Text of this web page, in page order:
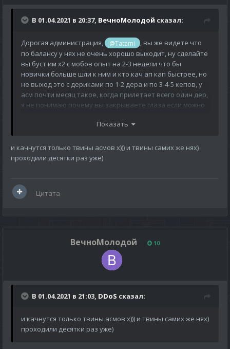
В 01.04.2021 в 20:37, ВечноМолодой сказал:
Дорогая администрация, @Tatami
, вы же видете что
по балансу у нях не очень хорошо выходит, ну сделайте
вы буст им х2 с мобов опыт на 2-3 недели что бы
новички больше шли к ним и кто кач ап кап быстрее, но
не выход это с дериками по 1-2 дера и по 3-4-5 кепов, у
асм почти месяц такое, когда прилетает всего один дер,
я не понимаю почему вы закрываете глаза если можно
объявите будет обновление, или нет, ну сделайте вы на
попытаться исправить баланс, ( есть еще вариант
закрыть пока регу на асмах но это отпугнет людей
смотрите)
Показать
и качнутся только твины асмов х))) и твины самих же нях)
проходили десятки раз уже)
Цитата
ВечноМолодой 10
В 01.04.2021 в 21:03, DDoS сказал:
и качнутся только твины асмов х))) и твины самих же нях)
проходили десятки раз уже)